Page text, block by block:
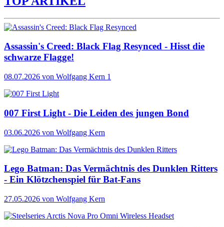
Assassin's Creed: Black Flag Resynced - Hisst die
schwarze Flagge!
08.07.2026 von Wolfgang Kern 1
007 First Light - Die Leiden des jungen Bond
03.06.2026 von Wolfgang Kern
Lego Batman: Das Vermächtnis des Dunklen Ritters
- Ein Klötzchenspiel für Bat-Fans
27.05.2026 von Wolfgang Kern